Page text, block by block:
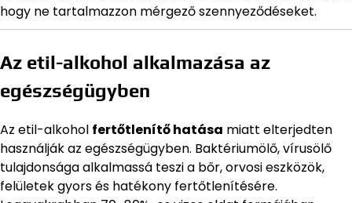
hogy ne tartalmazzon mérgező szennyeződéseket.
Az etil-alkohol alkalmazása az
egészségügyben
Az etil-alkohol fertőtlenítő hatása miatt elterjedten
használják az egészségügyben. Baktériumölő, vírusölő
tulajdonsága alkalmassá teszi a bőr, orvosi eszközök,
felületek gyors és hatékony fertőtlenítésére.